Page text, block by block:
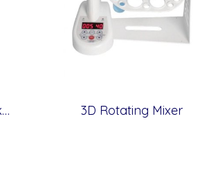
L-RMO-80Pro Digital Disk Rotator Standard Clamps 3D Rotating Mixer